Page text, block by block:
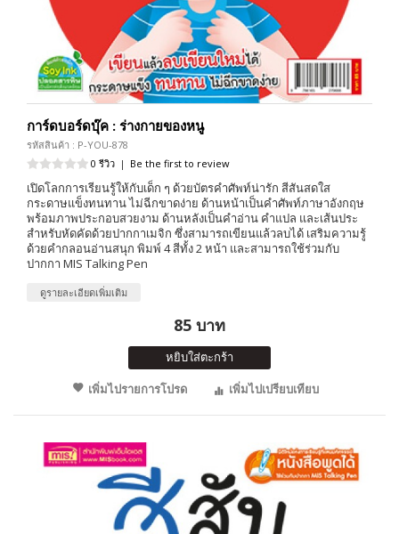
การ์ดบอร์ดบุ๊ค : ร่างกายของหนู
รหัสสินค้า : P-YOU-878
0 รีวิว | Be the first to review
เปิดโลกการเรียนรู้ให้กับเด็ก ๆ ด้วยบัตรคำศัพท์น่ารัก สีสันสดใส
กระดาษแข็งทนทาน ไม่ฉีกขาดง่าย ด้านหน้าเป็นคำศัพท์ภาษาอังกฤษ
พร้อมภาพประกอบสวยงาม ด้านหลังเป็นคำอ่าน คำแปล และเส้นประ
สำหรับหัดคัดด้วยปากกาเมจิก ซึ่งสามารถเขียนแล้วลบได้ เสริมความรู้
ด้วยคำกลอนอ่านสนุก พิมพ์ 4 สีทั้ง 2 หน้า และสามารถใช้ร่วมกับ
ปากกา MIS Talking Pen
ดูรายละเอียดเพิ่มเติม
85 บาท
หยิบใส่ตะกร้า
เพิ่มไปรายการโปรด
เพิ่มไปเปรียบเทียบ